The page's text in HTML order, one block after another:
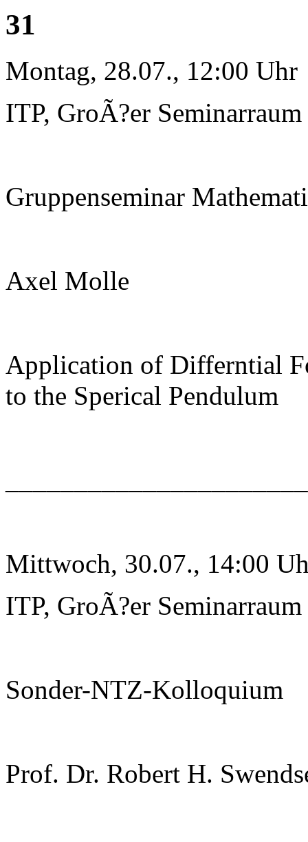
31
Montag, 28.07., 12:00 Uhr
ITP, GroÃ?er Seminarraum
Gruppenseminar
Axel Molle
Application of Differntial
to the Sperical Pendulum
Mittwoch, 30.07., 14:00
ITP, GroÃ?er Seminarraum
Sonder-NTZ-Kolloquium
Prof. Dr. Robert H.